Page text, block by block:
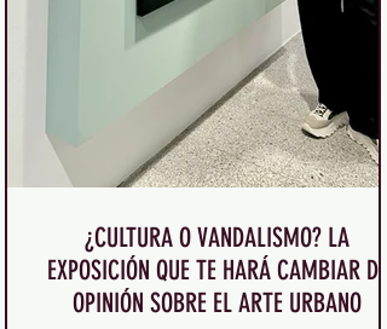
¿CULTURA O VANDALISMO? LA
EXPOSICIÓN QUE TE HARÁ CAMBIAR DE
OPINIÓN SOBRE EL ARTE URBANO